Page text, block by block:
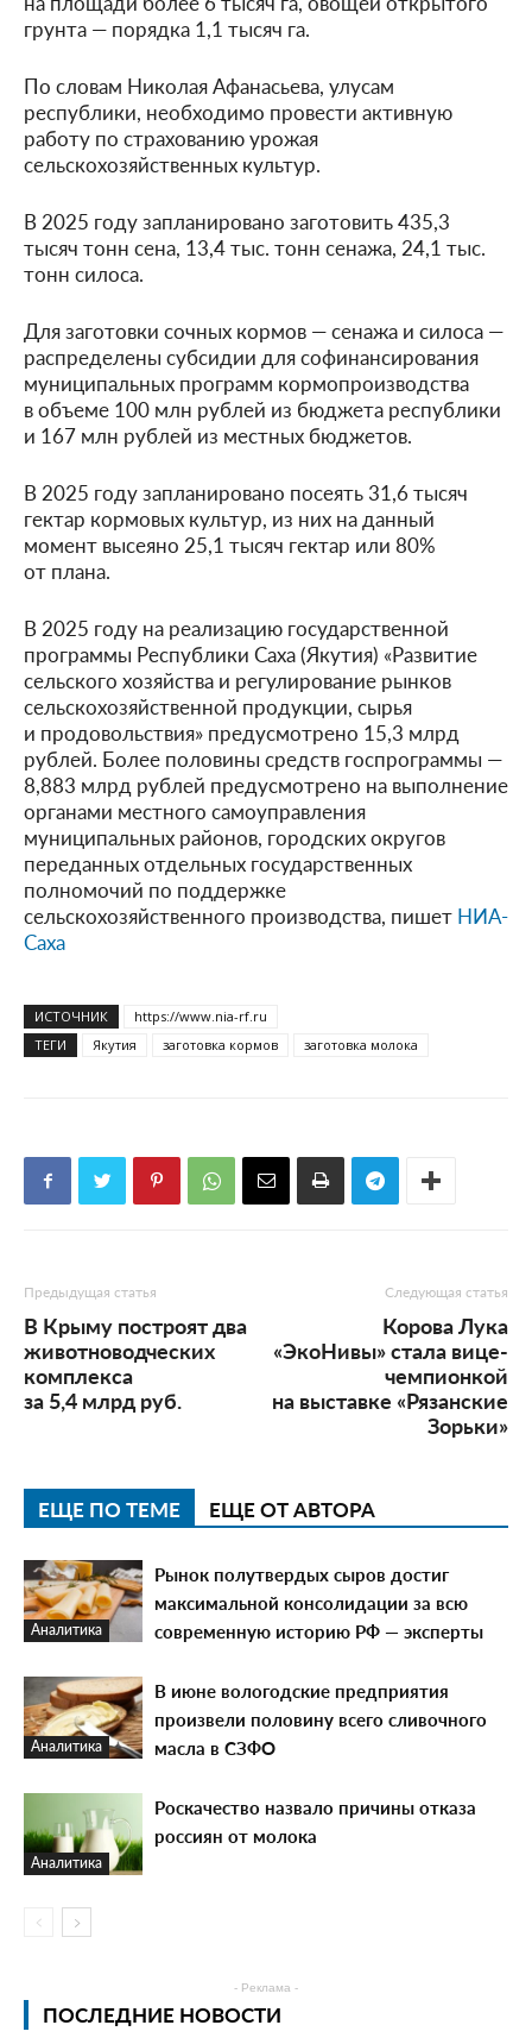
грунта — порядка 1,1 тысяч га.
По словам Николая Афанасьева, улусам
республики, необходимо провести активную
работу по страхованию урожая
сельскохозяйственных культур.
В 2025 году запланировано заготовить 435,3
тысяч тонн сена, 13,4 тыс. тонн сенажа, 24,1 тыс.
тонн силоса.
Для заготовки сочных кормов — сенажа и силоса —
распределены субсидии для софинансирования
муниципальных программ кормопроизводства
в объеме 100 млн рублей из бюджета республики
и 167 млн рублей из местных бюджетов.
В 2025 году запланировано посеять 31,6 тысяч
гектар кормовых культур, из них на данный
момент высеяно 25,1 тысяч гектар или 80%
от плана.
В 2025 году на реализацию государственной
программы Республики Саха (Якутия) «Развитие
сельского хозяйства и регулирование рынков
сельскохозяйственной продукции, сырья
и продовольствия» предусмотрено 15,3 млрд
рублей. Более половины средств госпрограммы —
8,883 млрд рублей предусмотрено на выполнение
органами местного самоуправления
муниципальных районов, городских округов
переданных отдельных государственных
полномочий по поддержке
сельскохозяйственного производства, пишет НИА-
Саха
ИСТОЧНИК
https://www.nia-rf.ru
ТЕГИ
Якутия заготовка кормов заготовка молока
Предыдущая статья
В Крыму построят два
животноводческих
комплекса
за 5,4 млрд руб.
Следующая статья
Корова Лука
«ЭкоНивы» стала вице-
чемпионкой
на выставке «Рязанские
Зорьки»
ЕЩЕ ПО ТЕМЕ ЕЩЕ ОТ АВТОРА
Аналитика
Рынок полутвердых сыров достиг
максимальной консолидации за всю
современную историю РФ — эксперты
Аналитика
В июне вологодские предприятия
произвели половину всего сливочного
масла в СЗФО
Аналитика
Роскачество назвало причины отказа
россиян от молока
- Реклама -
ПОСЛЕДНИЕ НОВОСТИ